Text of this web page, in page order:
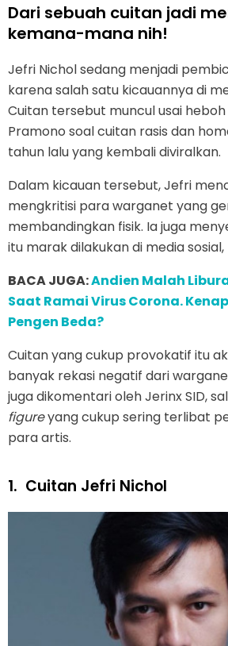
Dari sebuah cuitan jadi
kemana-mana nih!
Jefri Nichol sedang menjadi
karena salah satu kicauannya di
Cuitan tersebut muncul usai
Pramono soal cuitan rasis dan
tahun lalu yang kembali diviralkan.
Dalam kicauan tersebut, Jefri
mengkritisi para warganet yang
membandingkan fisik. Ia juga
itu marak dilakukan di media
BACA JUGA:Andien Malah
Saat Ramai Virus Corona.
Pengen Beda?
Cuitan yang cukup provokatif itu
banyak rekasi negatif dari
juga dikomentari oleh Jerinx SID,
figureyang cukup sering terlibat
para artis.
1. Cuitan Jefri Nichol